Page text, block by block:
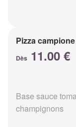
Pizza campione
Dès 11.00 €
Base sauce
champignons